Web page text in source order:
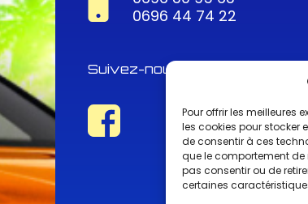
Pour offrir les meilleures
les cookies pour stocker
de consentir à ces
que le comportement de
pas consentir ou de
certaines
0696 44 74 22
Suivez-nous !